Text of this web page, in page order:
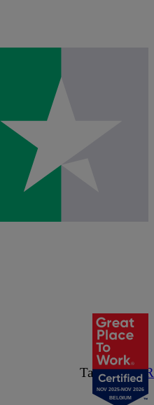
Taal:NL/FR
NOV 2025-NOV 2026
BELGIUM